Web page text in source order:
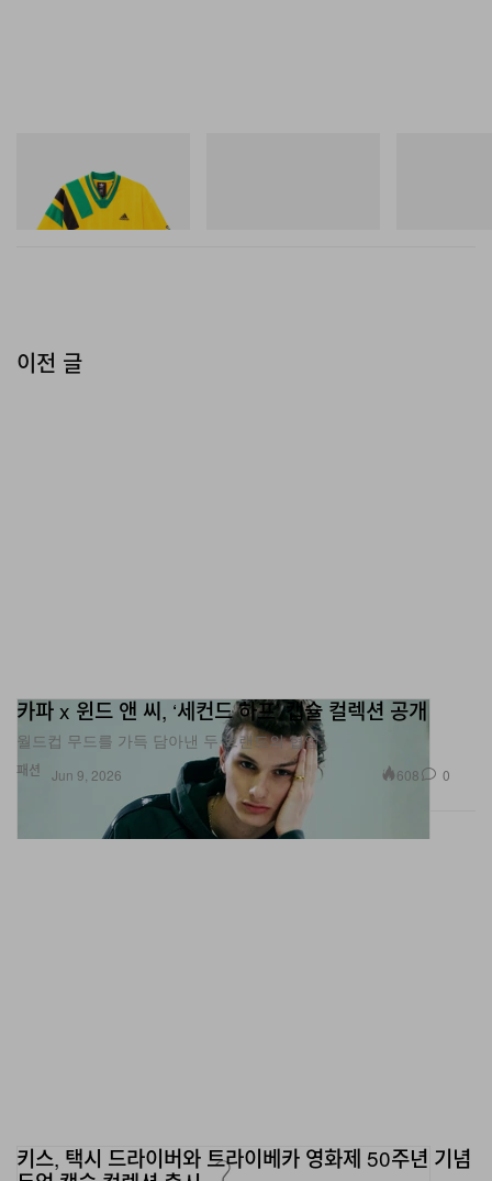
Adidas Originals X Brain
Dead Disney Football Jersey
쇼핑하기
패션
월드컵 무드를 가득 담아낸 두 브랜드의 협업.
Jun 9, 2026
듀얼 캡슐 컬렉션 출시